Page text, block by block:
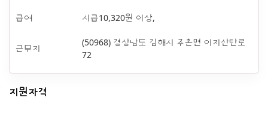
급여 시급10,320원 이상,
근무지
(50968) 경상남도 김해시 주촌면 이지산단로
72
지원자격